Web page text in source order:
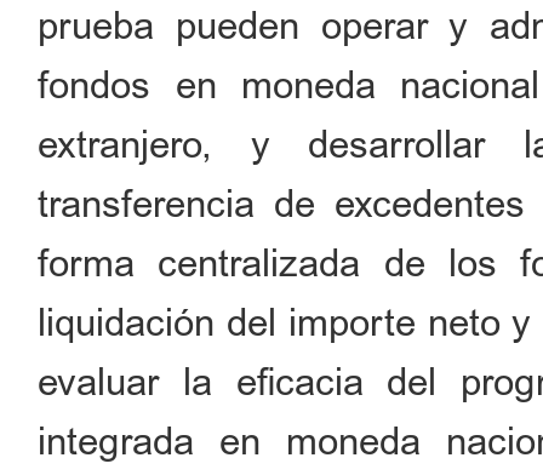
prueba pueden operar y
fondos en moneda
extranjero, y
transferencia de
forma centralizada de los
liquidación del importe neto
evaluar la eficacia del
integrada en moneda